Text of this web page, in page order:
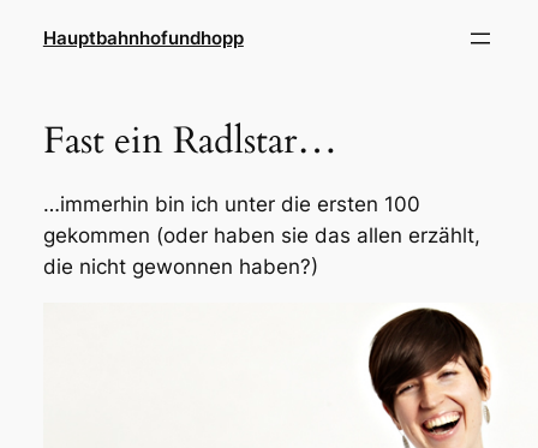
InhaltHauptbahnhofundhopp
Fast ein Radlstar…
…immerhin bin ich unter die ersten 100
gekommen (oder haben sie das allen erzählt,
die nicht gewonnen haben?)